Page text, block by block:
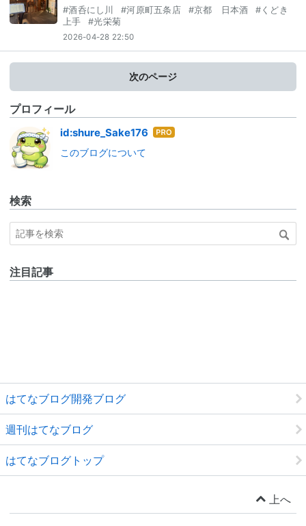
#酒呑にし川 #河原町五条店 #京都 日本酒 # くどき
上手
#光栄菊
2026-04-28 22:50
次のページ
プロフィール
id:shure_Sake176 はて
このブログについて
検索
注目記事
はてなブログ開発ブログ
週刊はてなブログ
はてなブログトップ
上へ